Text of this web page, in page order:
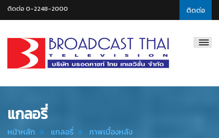
ติดต่อ
ติดต่อ 0-2248-2000
Thai
แกลอรี่
หน้าหลัก แกลอรี่
ภาพเบื้องหลัง